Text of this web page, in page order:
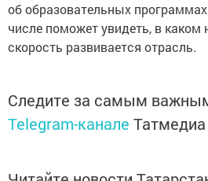
об образовательных
числе поможет увидеть, в каком
скорость развивается отрасль.
Следите за самым
Telegram-канале Татмедиа